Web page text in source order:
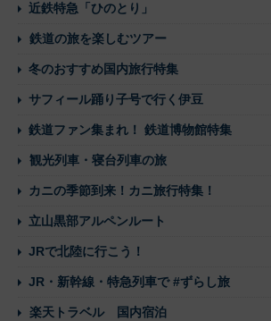
近鉄特急「ひのとり」
鉄道の旅を楽しむツアー
冬のおすすめ国内旅行特集
サフィール踊り子号で行く伊豆
鉄道ファン集まれ！ 鉄道博物館特集
観光列車・寝台列車の旅
カニの季節到来！カニ旅行特集！
立山黒部アルペンルート
JRで北陸に行こう！
JR・新幹線・特急列車で #ずらし旅
楽天トラベル 国内宿泊